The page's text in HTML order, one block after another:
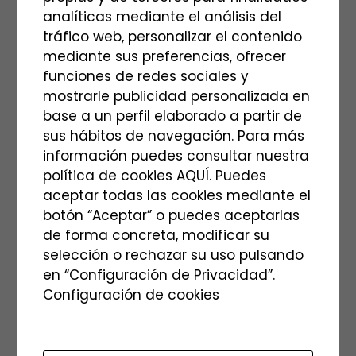
oportunidad de ser testigo de ello. Los
senderos serpenteantes te llevarán a través
de este desfiladero, ofreciendo vistas que te
dejarán sin aliento y oportunidades para
capturar fotos que atesorarás para siempre.
Encuentro con la HistoriaA medida que
continúas tu caminata, también te
encontrarás con elementos históricos que
agregan profundidad a la experiencia. Ruinas
de antiguas edificaciones, muros de piedra
que cuentan historias de generaciones
recuerdan la rica historia de esta región y la
analíticas mediante el análisis del
tráfico web, personalizar el contenido
mediante sus preferencias, ofrecer
funciones de redes sociales y
mostrarle publicidad personalizada en
base a un perfil elaborado a partir de
sus hábitos de navegación. Para más
información puedes consultar nuestra
política de cookies AQUÍ. Puedes
aceptar todas las cookies mediante el
botón “Aceptar” o puedes aceptarlas
de forma concreta, modificar su
selección o rechazar su uso pulsando
en “Configuración de Privacidad”.
Configuración de cookies